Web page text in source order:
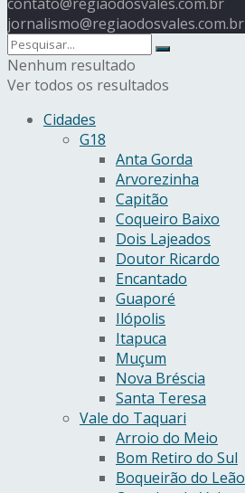
jornalismo@regiaodosvales.com.br
Nenhum resultado
Ver todos os resultados
Cidades
G18
Anta Gorda
Arvorezinha
Capitão
Coqueiro Baixo
Dois Lajeados
Doutor Ricardo
Encantado
Guaporé
Ilópolis
Itapuca
Muçum
Nova Bréscia
Santa Teresa
Vale do Taquari
Arroio do Meio
Bom Retiro do Sul
Boqueirão do Leão